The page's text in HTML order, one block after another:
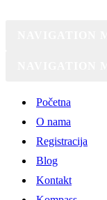
Početna
O nama
Registracija
Blog
Kontakt